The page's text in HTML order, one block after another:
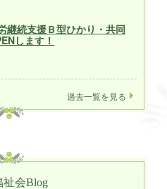
継続支援Ｂ型ひかり・共同
します！
過去一覧を見る
祉会Blog